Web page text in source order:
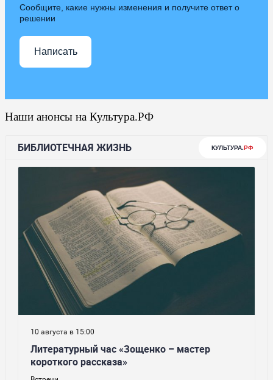
Сообщите, какие нужны изменения и получите ответ о
решении
Написать
Наши анонсы на Культура.РФ